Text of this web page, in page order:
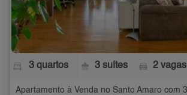
3 quartos 3 suítes 2 vagas
Apartamento à Venda no Santo Amaro com